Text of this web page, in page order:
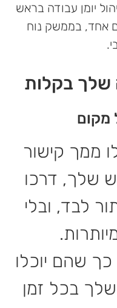
יומן עבודה בראש
אחד, בממשק נוח
שלך בקלות
מקום
ממך קישור
שלך, דרכו
לבד, ובלי
שהם יוכלו
בכל זמן